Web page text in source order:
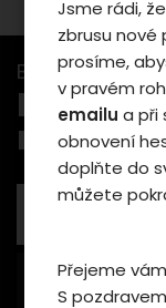
Jsme rádi,
zbrusu nové
prosíme,
v pravém
emailu a při
obnovení
doplňte do
můžete
Přejeme
S
Buďte v
novinek
PŘIHLÁSIT SE K
a zavřít“
cookies
údaje o
účelem
taky na